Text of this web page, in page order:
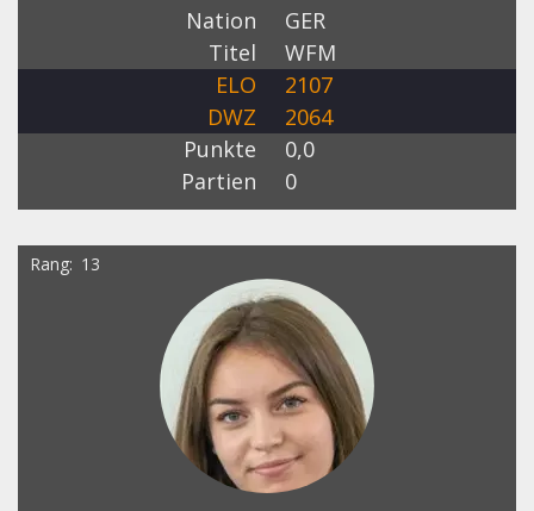
Nation
GER
Titel
WFM
ELO
2107
DWZ
2064
Punkte
0,0
Partien
0
Rang 13